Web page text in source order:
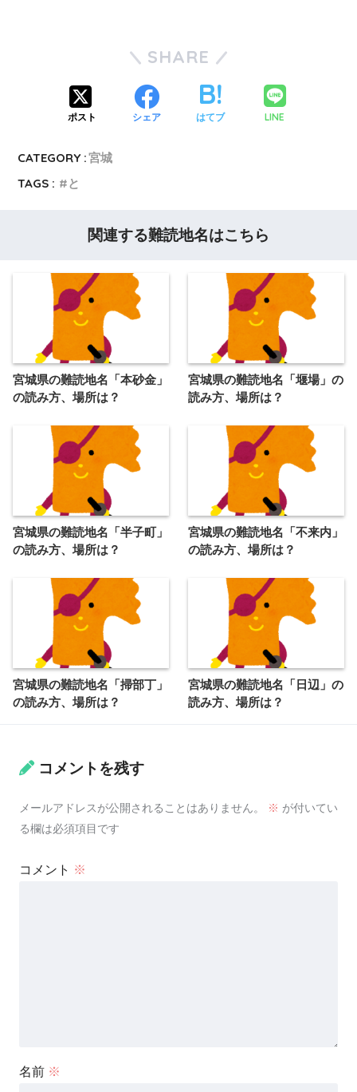
SHARE
ポスト シェア はてブ LINE
CATEGORY :宮城
TAGS :
と
関連する難読地名はこちら
宮城県の難読地名「本砂金」
の読み方、場所は？
宮城県の難読地名「堰場」の
読み方、場所は？
宮城県の難読地名「半子町」
の読み方、場所は？
宮城県の難読地名「不来内」
の読み方、場所は？
宮城県の難読地名「掃部丁」
の読み方、場所は？
宮城県の難読地名「日辺」の
読み方、場所は？
コメントを残す
メールアドレスが公開されることはありません。 ※ が付いてい
る欄は必須項目です
コメント ※
名前 ※